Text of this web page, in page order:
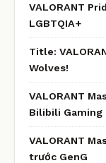
VALORANT
LGBTQIA+
Title:
Wolves!
VALORANT
Bilibili Gaming
VALORANT
trước GenG